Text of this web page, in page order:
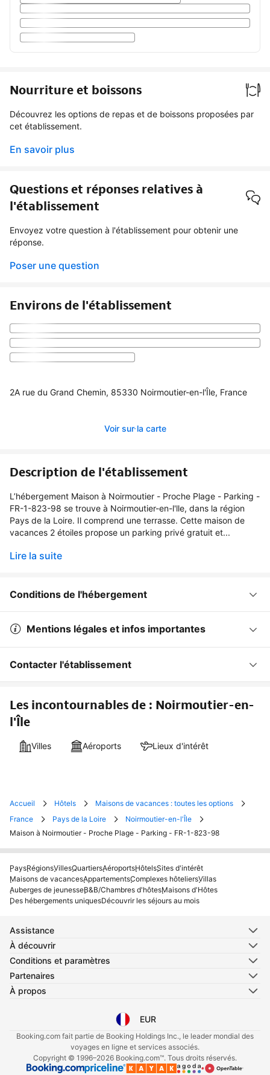
Nourriture et boissons
Découvrez les options de repas et de boissons proposées par
cet établissement.
En savoir plus
Questions et réponses relatives à
l'établissement
Envoyez votre question à l'établissement pour obtenir une
réponse.
Poser une question
Environs de l'établissement
2A rue du Grand Chemin, 85330 Noirmoutier-en-l'Île, France
Voir sur la carte
Description de l'établissement
L’hébergement Maison à Noirmoutier - Proche Plage - Parking -
FR-1-823-98 se trouve à Noirmoutier-en-l'lle, dans la région
Pays de la Loire. Il comprend une terrasse. Cette maison de
vacances 2 étoiles propose un parking privé gratuit et...
Lire la suite
Conditions de l'hébergement
Mentions légales et infos importantes
Contacter l'établissement
Les incontournables de : Noirmoutier-en-
l'Île
Villes Aéroports Lieux d'intérêt
Accueil Hôtels
Maisons de vacances : toutes les options
France
Pays de la Loire
Noirmoutier-en-l'Île
Maison à Noirmoutier - Proche Plage - Parking - FR-1-823-98
PaysRégionsVillesQuartiersAéroportsHôtelsSites d'intérêt
Maisons de vacancesAppartementsComplexes hôteliersVillas
Auberges de jeunesseB&B/Chambres d'hôtesMaisons d'Hôtes
Des hébergements uniquesDécouvrir les séjours au mois
Assistance
À découvrir
Conditions et paramètres
Partenaires
À propos
Sélectionnez votre langue
EUR
Sélectionnez votre devise
Booking.com fait partie de Booking Holdings Inc., le leader mondial des
voyages en ligne et services associés.
Copyright © 1996–2026 Booking.com™. Tous droits réservés.